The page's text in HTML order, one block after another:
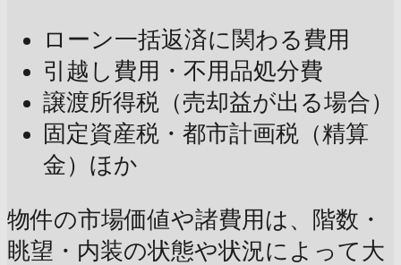
ローン一括返済に関わる費用
引越し費用・不用品処分費
譲渡所得税（売却益が出る場合）
固定資産税・都市計画税（精算
金）ほか
物件の市場価値や諸費用は、階数・
眺望・内装の状態や状況によって大